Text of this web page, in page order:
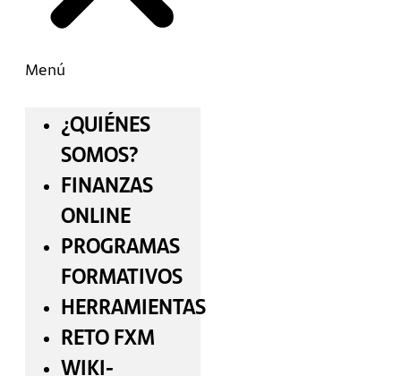
Menú
¿QUIÉNES
SOMOS?
FINANZAS
ONLINE
PROGRAMAS
FORMATIVOS
HERRAMIENTAS
RETO FXM
WIKI-